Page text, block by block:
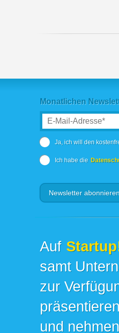
Monatlichen
Ja, ich will den
Ich habe die
Auf
samt
zur
und